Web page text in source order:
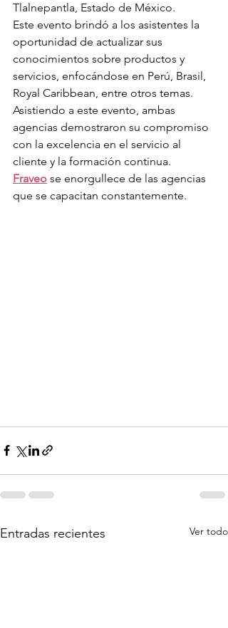
Tlalnepantla, Estado de México.
Este evento brindó a los asistentes la
oportunidad de actualizar sus
conocimientos sobre productos y
servicios, enfocándose en Perú, Brasil,
Royal Caribbean, entre otros temas.
Asistiendo a este evento, ambas
agencias demostraron su compromiso
con la excelencia en el servicio al
cliente y la formación continua.
Fraveo se enorgullece de las agencias
que se capacitan constantemente.
Entradas recientes Ver todo